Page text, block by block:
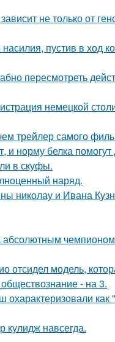
не только от
пустив в ход
пересмотреть
немецкой
трейлер самого
норму белка помогут
в скуфы.
наряд.
николау и Ивана
абсолютным
отсидел модель,
- на 3.
охарактеризовали
навсегда.